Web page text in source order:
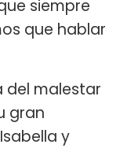
siempre
que hablar
del malestar
gran
y